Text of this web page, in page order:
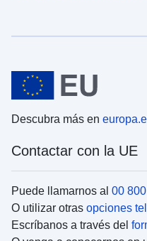
Descubra más en
Contactar con la UE
Puede llamarnos al 00
O utilizar otras opciones
Escríbanos a través del